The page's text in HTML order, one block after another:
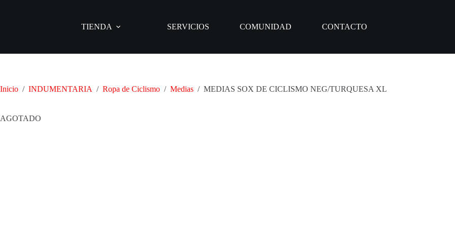
TIENDA SERVICIOS COMUNIDAD CONTACTO
Inicio / INDUMENTARIA / Ropa de Ciclismo / Medias / MEDIAS SOX DE CICLISMO NEG/TURQUESA XL
AGOTADO